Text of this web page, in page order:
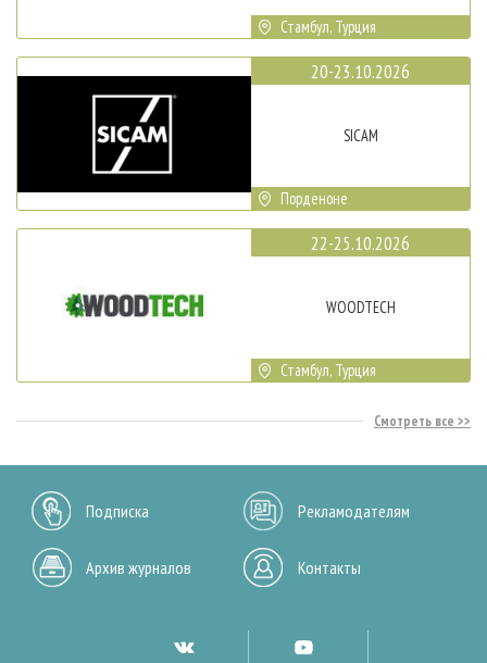
Стамбул, Турция
20-23.10.2026
SICAM
Порденоне
22-25.10.2026
WOODTECH
Стамбул, Турция
Смотреть все
Подписка Рекламодателям
Архив журналов Контакты